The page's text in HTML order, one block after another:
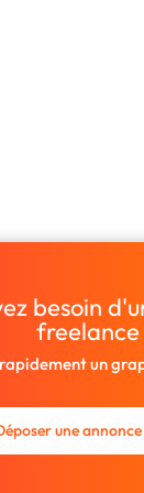
besoin
freelance
un
une